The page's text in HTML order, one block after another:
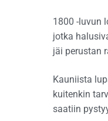
1800 -luvun
jotka
jäi perustan
Kauniista
kuitenkin
saatiin